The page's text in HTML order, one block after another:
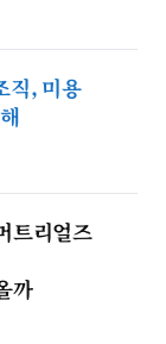
직, 미용
트리얼즈
까